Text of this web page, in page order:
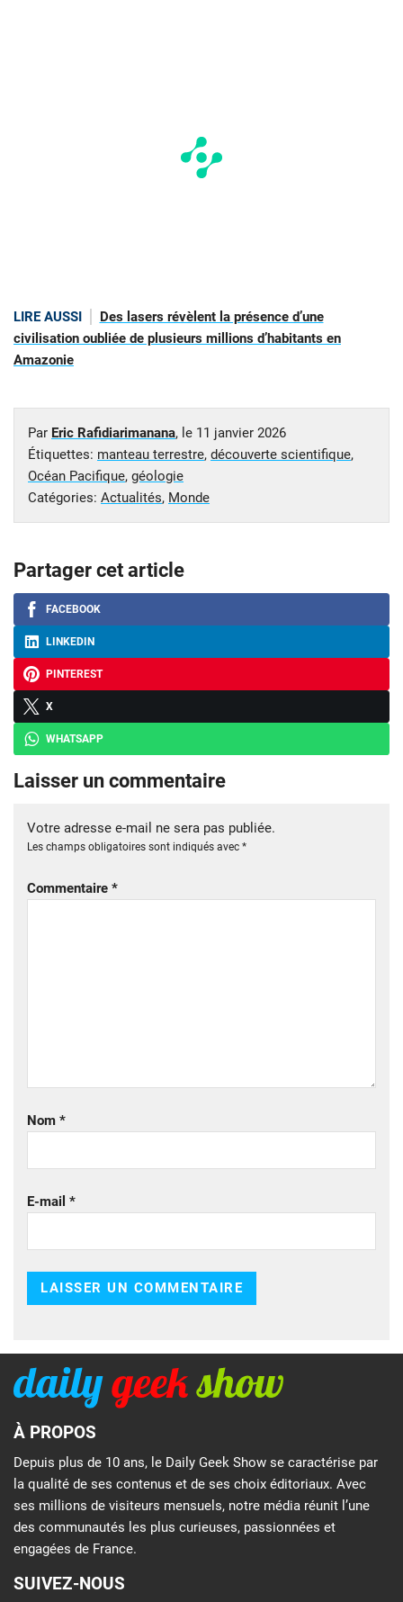
LIRE AUSSI
Des lasers révèlent la présence d’une
civilisation oubliée de plusieurs millions d’habitants en
Amazonie
Par Eric Rafidiarimanana, le 11 janvier 2026
Étiquettes: manteau terrestre, découverte scientifique,
Océan Pacifique, géologie
Catégories: Actualités, Monde
Partager cet article
FACEBOOK
LINKEDIN
PINTEREST
X
WHATSAPP
Laisser un commentaire
Votre adresse e-mail ne sera pas publiée.
Les champs obligatoires sont indiqués avec *
Commentaire *
Nom *
E-mail *
À PROPOS
Depuis plus de 10 ans, le Daily Geek Show se caractérise par
la qualité de ses contenus et de ses choix éditoriaux. Avec
ses millions de visiteurs mensuels, notre média réunit l’une
des communautés les plus curieuses, passionnées et
engagées de France.
SUIVEZ-NOUS